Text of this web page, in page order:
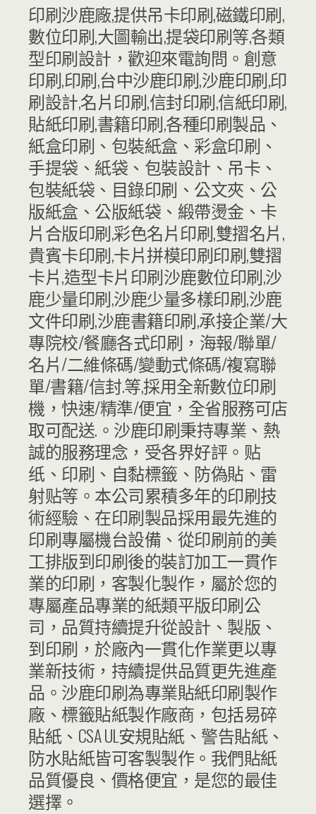
印刷沙鹿廠,提供吊卡印刷,磁鐵印刷,
數位印刷,大圖輸出,提袋印刷等,各類
型印刷設計，歡迎來電詢問。創意
印刷,印刷,台中沙鹿印刷,沙鹿印刷,印
刷設計,名片印刷,信封印刷,信紙印刷,​
貼紙印刷,書籍印刷,各種印刷製品、
紙盒印刷、包裝紙盒、彩盒印刷、
手提袋、紙袋、包裝設計、吊卡、
包裝紙袋、目錄印刷、公文夾、公
版紙盒、公版紙袋、緞帶燙金、卡
片合版印刷,彩色名片印刷,雙摺名片,
貴賓卡印刷,卡片拼模印刷印刷,雙摺
卡片,造型卡片印刷沙鹿數位印刷,沙
鹿少量印刷,沙鹿少量多樣印刷,沙鹿
文件印刷,沙鹿書籍印刷,承接企業/大
專院校/餐廳各式印刷，海報/聯單/
名片/二維條碼/變動式條碼/複寫聯
單/書籍/信封.等,採用全新數位印刷
機，快速/精準/便宜，全省服務可店
取可配送.。沙鹿印刷秉持專業、熱
誠的服務理念，受各界好評。贴
纸、印刷、自黏標籤、​防偽貼、雷
射贴等。本公司累積多年的印刷技
術經驗、在印刷製品採用最先進的
印刷專屬機台設備、從印刷前的美
工排版到印刷後的裝訂加工一貫作
業的印刷，客製化製作，屬於您的
專屬產品專業的紙類平版印刷公
司，品質持續提升從設計、製版、
到印刷，於廠內一貫化作業更以專
業新技術，持續提供品質更先進產
品。沙鹿印刷為專業貼紙印刷製作
廠、標籤貼紙製作廠商，包括易碎
貼紙、CSA UL安規貼紙、警告貼紙、
防水貼紙皆可客製製作。我們貼紙
品質優良、價格便宜，是您的最佳
選擇。